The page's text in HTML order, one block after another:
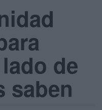
de
saben